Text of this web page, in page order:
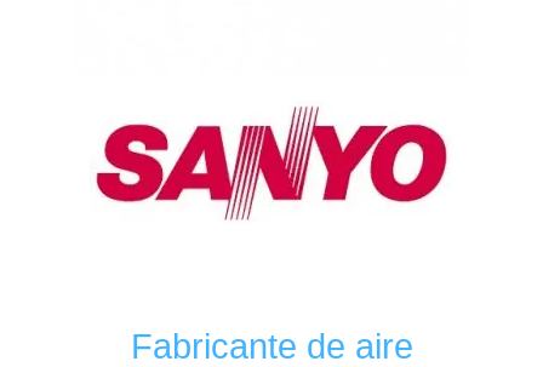
Fabricante de aire